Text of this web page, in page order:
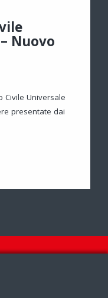
Nuovo
Civile Universale
presentate dai